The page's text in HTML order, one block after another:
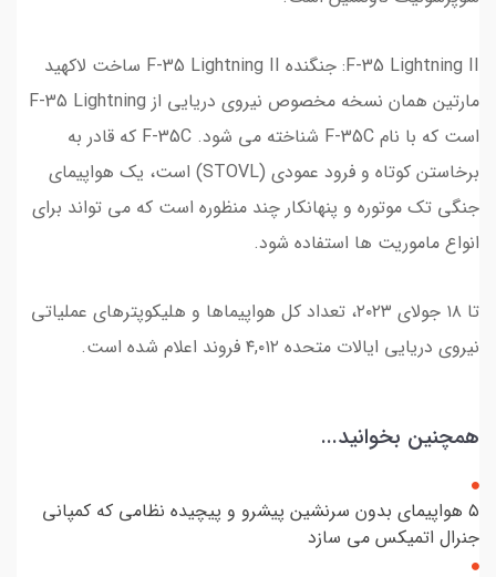
F-35 Lightning II: جنگنده F-35 Lightning II ساخت لاکهید
مارتین همان نسخه مخصوص نیروی دریایی از F-35 Lightning
است که با نام F-35C شناخته می شود. F-35C که قادر به
برخاستن کوتاه و فرود عمودی (STOVL) است، یک هواپیمای
جنگی تک موتوره و پنهانکار چند منظوره است که می تواند برای
انواع ماموریت ها استفاده شود.
تا ۱۸ جولای ۲۰۲۳، تعداد کل هواپیماها و هلیکوپترهای عملیاتی
نیروی دریایی ایالات متحده ۴,۰۱۲ فروند اعلام شده است.
همچنین بخوانید...
۵ هواپیمای بدون سرنشین پیشرو و پیچیده نظامی که کمپانی
جنرال اتمیکس می سازد